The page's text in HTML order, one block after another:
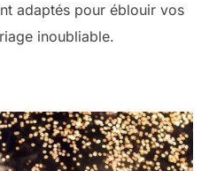
adaptés pour éblouir vos
inoubliable.